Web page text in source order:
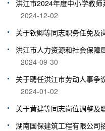
洪江市2024年度中小学教
2024-12-02
关于钦卿等同志职务任免及
洪江市人力资源和社会保障
2024-09-30
关于聘任洪江市劳动人事争
2024-01-02
关于黄建等同志岗位调整及
湖南国保建筑工程有限公司